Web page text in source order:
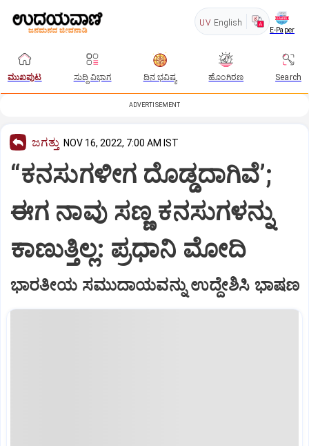
UV English
E-Paper
ಮುಖಪುಟ ಸುದ್ದಿ ವಿಭಾಗ ದಿನ ಭವಿಷ್ಯ ಹೊಂಗಿರಣ Search
ADVERTISEMENT
ಜಗತ್ತು NOV 16, 2022, 7:00 AM IST
“ಕನಸುಗಳೀಗ ದೊಡ್ಡದಾಗಿವೆ’;
ಈಗ ನಾವು ಸಣ್ಣ ಕನಸುಗಳನ್ನು
ಕಾಣುತ್ತಿಲ್ಲ: ಪ್ರಧಾನಿ ಮೋದಿ
ಭಾರತೀಯ ಸಮುದಾಯವನ್ನು ಉದ್ದೇಶಿಸಿ ಭಾಷಣ